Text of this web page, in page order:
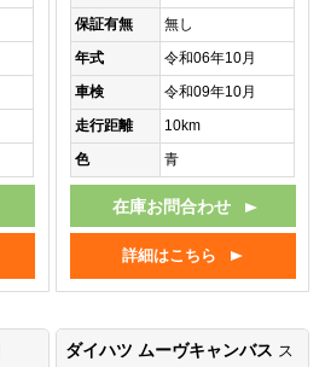
保証有無
無し
年式
令和06年10月
車検
令和09年10月
走行距離
10km
色
青
在庫お問合わせ
詳細はこちら
ダイハツ ムーヴキャンバス ス